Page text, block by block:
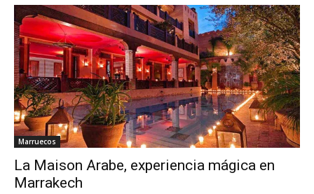
Thru
My
Marruecos
La Maison Arabe, experiencia mágica en
Marrakech